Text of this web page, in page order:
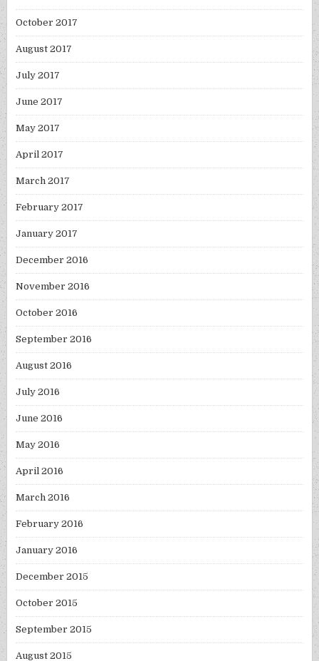
October 2017
August 2017
July 2017
June 2017
May 2017
April 2017
March 2017
February 2017
January 2017
December 2016
November 2016
October 2016
September 2016
August 2016
July 2016
June 2016
May 2016
April 2016
March 2016
February 2016
January 2016
December 2015
October 2015
September 2015
August 2015